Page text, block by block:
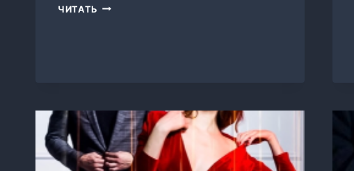
ЧИТАТЬ ОЛИВИЯ